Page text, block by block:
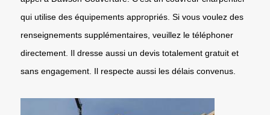
qui utilise des équipements appropriés. Si vous voulez des
renseignements supplémentaires, veuillez le téléphoner
directement. Il dresse aussi un devis totalement gratuit et
sans engagement. Il respecte aussi les délais convenus.